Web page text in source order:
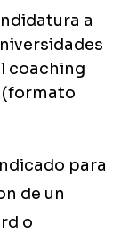
a
coaching
para
de un
o